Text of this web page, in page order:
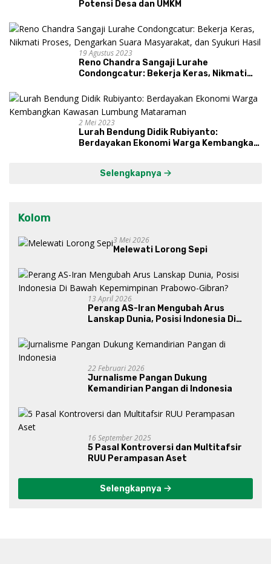
Potensi Desa dan UMKM
19 Agustus 2023
Reno Chandra Sangaji Lurahe
Condongcatur: Bekerja Keras, Nikmati
dan Syukuri Hasil
2 Mei 2023
Lurah Bendung Didik Rubiyanto:
Berdayakan Ekonomi Warga Kembangkan
Selengkapnya
Kolom
3 Mei 2026
Melewati Lorong Sepi
13 April 2026
Perang AS-Iran Mengubah Arus
Lanskap Dunia, Posisi Indonesia Di
Gibran?
22 Februari 2026
Jurnalisme Pangan Dukung
Kemandirian Pangan di Indonesia
16 September 2025
5 Pasal Kontroversi dan Multitafsir
RUU Perampasan Aset
Selengkapnya